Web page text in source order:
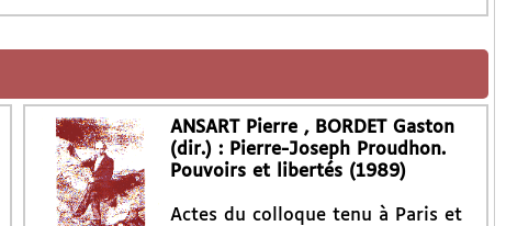
ANSART Pierre , BORDET Gaston
(dir.) : Pierre-Joseph Proudhon.
Pouvoirs et libertés (1989)
Actes du colloque tenu à Paris et